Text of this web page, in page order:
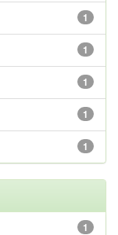
1
1
1
1
1
1